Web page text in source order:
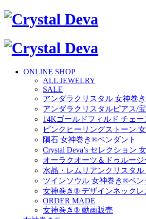
ONLINE SHOP
ALL JEWELRY
SALE
アンダラクリスタル 女神巻
アンダラクリスタルピアス/
14Kゴールドフィルド チェ
ピンクヒーリングストーン
隕石 女神巻き®ペンダント
Crystal Deva’s セレクション
オーラクオーツ＆ドゥルー
水晶・レムリアンクリスタ
ツインソウル 女神巻き®ペン
女神巻き® デザインネックレ
ORDER MADE
女神巻き® 動画販売